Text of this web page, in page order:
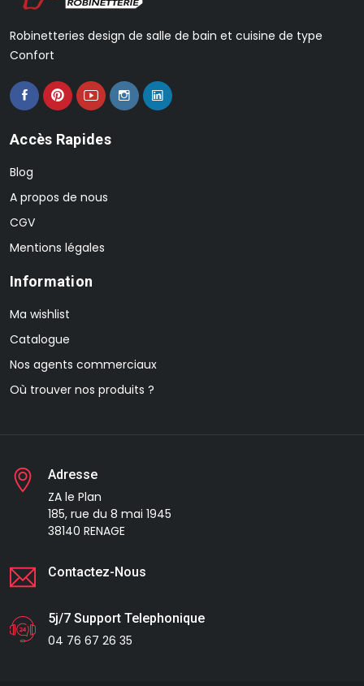
Robinetteries design de salle de bain et cuisine de type
Confort
Accès Rapides
Blog
A propos de nous
CGV
Mentions légales
Information
Ma wishlist
Catalogue
Nos agents commerciaux
Où trouver nos produits ?
Adresse
ZA le Plan
185, rue du 8 mai 1945
38140 RENAGE
Contactez-Nous
5j/7 Support Telephonique
04 76 67 26 35